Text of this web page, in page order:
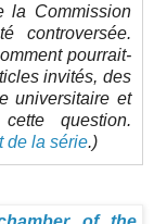
la Commission
controversée.
pourrait-
invités, des
universitaire et
question.
de la série.)